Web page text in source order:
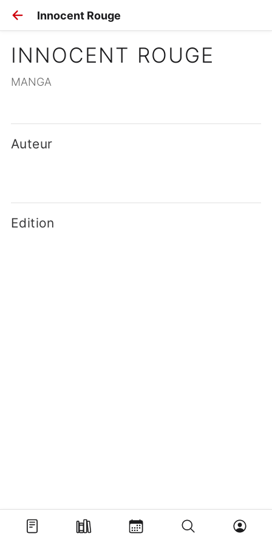
Innocent Rouge
INNOCENT ROUGE
MANGA
Auteur
Edition